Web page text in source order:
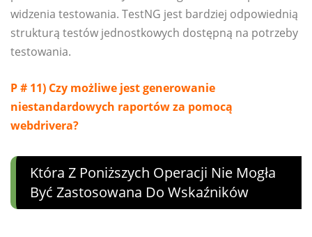
widzenia testowania. TestNG jest bardziej odpowiednią
strukturą testów jednostkowych dostępną na potrzeby
testowania.
P # 11) Czy możliwe jest generowanie
niestandardowych raportów za pomocą
webdrivera?
Która Z Poniższych Operacji Nie Mogła
Być Zastosowana Do Wskaźników